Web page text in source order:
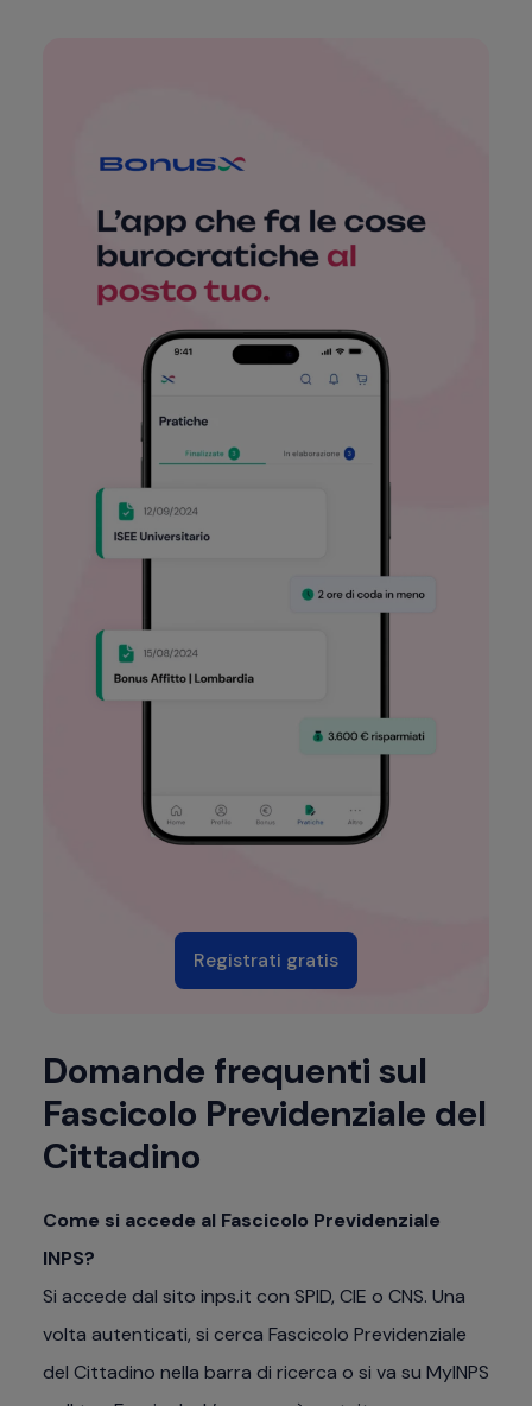
Registrati gratis
Domande frequenti sul
Fascicolo Previdenziale del
Cittadino
Come si accede al Fascicolo Previdenziale
INPS?
Si accede dal sito inps.it con SPID, CIE o CNS. Una
volta autenticati, si cerca Fascicolo Previdenziale
del Cittadino nella barra di ricerca o si va su MyINPS